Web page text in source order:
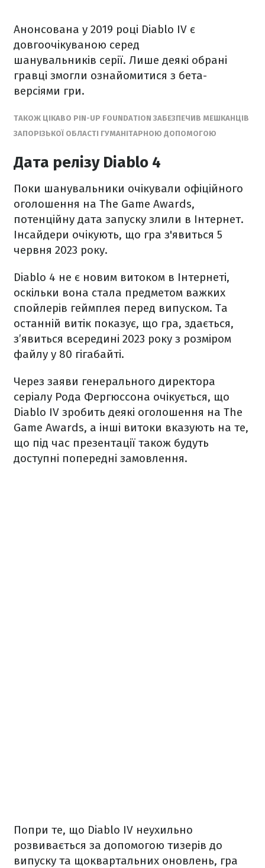
Анонсована у 2019 році Diablo IV є
довгоочікуваною серед
шанувальників серії. Лише деякі обрані
гравці змогли ознайомитися з бета-
версіями гри.
ТАКОЖ ЦІКАВО PIN-UP FOUNDATION ЗАБЕЗПЕЧИВ МЕШКАНЦІВ
ЗАПОРІЗЬКОЇ ОБЛАСТІ ГУМАНІТАРНОЮ ДОПОМОГОЮ
Дата релізу Diablo 4
Поки шанувальники очікували офіційного
оголошення на The Game Awards,
потенційну дата запуску злили в Інтернет.
Інсайдери очікують, що гра з'явиться 5
червня 2023 року.
Diablo 4 не є новим витоком в Інтернеті,
оскільки вона стала предметом важких
спойлерів геймплея перед випуском. Та
останній витік показує, що гра, здається,
з’явиться всередині 2023 року з розміром
файлу у 80 гігабайті.
Через заяви генерального директора
серіалу Рода Фергюссона очікується, що
Diablo IV зробить деякі оголошення на The
Game Awards, а інші витоки вказують на те,
що під час презентації також будуть
доступні попередні замовлення.
Попри те, що Diablo IV неухильно
розвивається за допомогою тизерів до
випуску та щоквартальних оновлень, гра